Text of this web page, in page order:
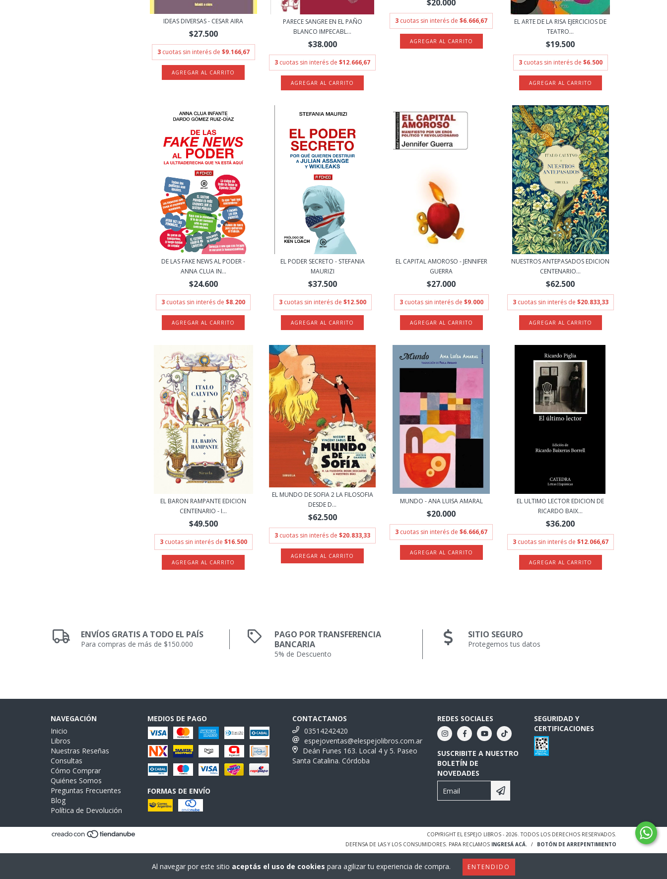
Al navegar por este sitio aceptás el uso de cookies para agilizar tu experiencia de compra. ENTENDIDO
IDEAS DIVERSAS - CESAR AIRA
$27.500
3 cuotas sin interés de $9.166,67
PARECE SANGRE EN EL PAÑO
BLANCO IMPECABL...
$38.000
3 cuotas sin interés de$12.666,67
$20.000
3 cuotas sin interés de$6.666,67
EL ARTE DE LA RISA EJERCICIOS DE
TEATRO...
$19.500
3 cuotas sin interés de $6.500
DE LAS FAKE NEWS AL PODER -
ANNA CLUA IN...
$24.600
3 cuotas sin interés de$8.200
EL PODER SECRETO - STEFANIA
MAURIZI
$37.500
3 cuotas sin interés de $12.500
EL CAPITAL AMOROSO - JENNIFER
GUERRA
$27.000
3 cuotas sin interés de $9.000
NUESTROS ANTEPASADOS EDICION
CENTENARIO...
$62.500
3 cuotas sin interés de $20.833,33
EL BARON RAMPANTE EDICION
CENTENARIO - I...
$49.500
3 cuotas sin interés de $16.500
EL MUNDO DE SOFIA 2 LA FILOSOFIA
DESDE D...
$62.500
3 cuotas sin interés de$20.833,33
MUNDO - ANA LUISA AMARAL
$20.000
3 cuotas sin interés de$6.666,67
EL ULTIMO LECTOR EDICION DE
RICARDO BAIX...
$36.200
3 cuotas sin interés de $12.066,67
ENVÍOS GRATIS A TODO EL PAÍS
Para compras de más de $150.000
PAGO POR TRANSFERENCIA
BANCARIA
5% de Descuento
SITIO SEGURO
Protegemos tus datos
NAVEGACIÓN
Inicio
Libros
Nuestras Reseñas
Consultas
Cómo Comprar
Quiénes Somos
Preguntas Frecuentes
Blog
Política de Devolución
MEDIOS DE PAGO
FORMAS DE ENVÍO
CONTACTANOS
03514242420
espejoventas@elespejolibros.com.ar
Deán Funes 163. Local 4 y 5. Paseo
Santa Catalina. Córdoba
REDES SOCIALES
SUSCRIBITE A NUESTRO
BOLETÍN DE
NOVEDADES
SEGURIDAD Y
CERTIFICACIONES
COPYRIGHT EL ESPEJO LIBROS - 2026. TODOS LOS DERECHOS RESERVADOS.
DEFENSA DE LAS Y LOS CONSUMIDORES. PARA RECLAMOS INGRESÁ ACÁ. / BOTÓN DE ARREPENTIMIENTO